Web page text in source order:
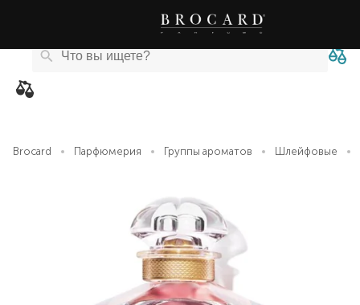
Brocard Парфюмерия Группы ароматов Шлейфовые